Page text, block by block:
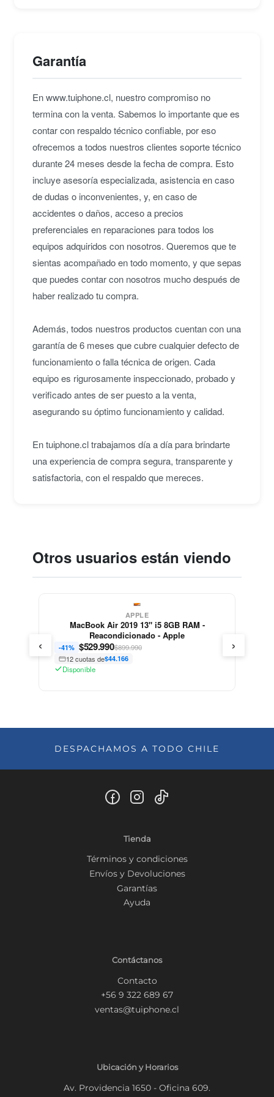
Garantía
En www.tuiphone.cl, nuestro compromiso no
termina con la venta. Sabemos lo importante que es
contar con respaldo técnico confiable, por eso
ofrecemos a todos nuestros clientes soporte técnico
durante 24 meses desde la fecha de compra. Esto
incluye asesoría especializada, asistencia en caso
de dudas o inconvenientes, y, en caso de
accidentes o daños, acceso a precios
preferenciales en reparaciones para todos los
equipos adquiridos con nosotros. Queremos que te
sientas acompañado en todo momento, y que sepas
que puedes contar con nosotros mucho después de
haber realizado tu compra.
Además, todos nuestros productos cuentan con una
garantía de 6 meses que cubre cualquier defecto de
funcionamiento o falla técnica de origen. Cada
equipo es rigurosamente inspeccionado, probado y
verificado antes de ser puesto a la venta,
asegurando su óptimo funcionamiento y calidad.
En tuiphone.cl trabajamos día a día para brindarte
una experiencia de compra segura, transparente y
satisfactoria, con el respaldo que mereces.
Otros usuarios están viendo
APPLE
MacBook Air 2019 13" i5 8GB RAM -
Reacondicionado - Apple
-41% $529.990$899.990
12 cuotas de$44.166
Disponible
‹ ›
DESPACHAMOS A TODO CHILE
Tienda
Términos y condiciones
Envíos y Devoluciones
Garantías
Ayuda
Contáctanos
Contacto
+56 9 322 689 67
ventas@tuiphone.cl
Ubicación y Horarios
Av. Providencia 1650 - Oficina 609.